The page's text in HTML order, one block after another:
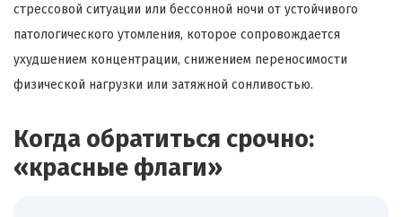
стрессовой ситуации или бессонной ночи от устойчивого
патологического утомления, которое сопровождается
ухудшением концентрации, снижением переносимости
физической нагрузки или затяжной сонливостью.
Когда обратиться срочно:
«красные флаги»